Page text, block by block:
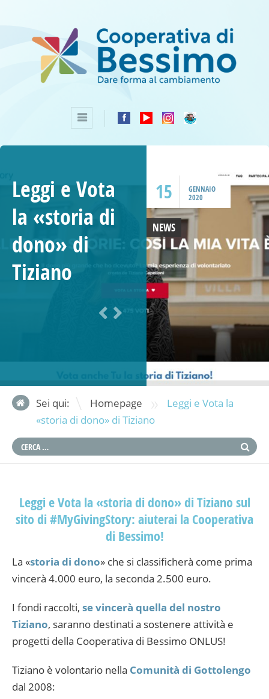
15
GENNAIO
2020
Leggi e Vota
la «storia di
dono» di
Tiziano
NEWS
Sei qui: Homepage »
Leggi e Vota la
«storia di dono» di Tiziano
Leggi e Vota la «storia di dono» di Tiziano sul
sito di #MyGivingStory: aiuterai la Cooperativa
di Bessimo!
La «storia di dono» che si classificherà come prima
vincerà 4.000 euro, la seconda 2.500 euro.
I fondi raccolti, se vincerà quella del nostro
Tiziano, saranno destinati a sostenere attività e
progetti della Cooperativa di Bessimo ONLUS!
Tiziano è volontario nella Comunità di Gottolengo
dal 2008: